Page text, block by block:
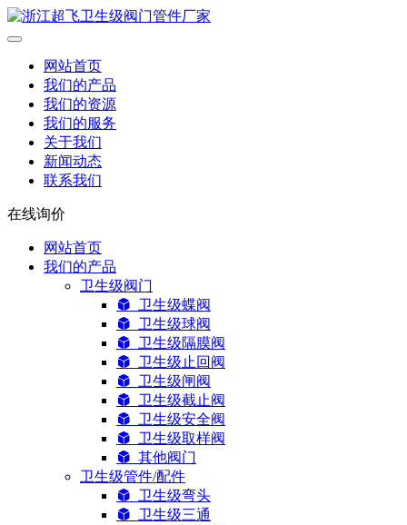
网站首页
我们的产品
我们的资源
我们的服务
关于我们
新闻动态
联系我们
在线询价
网站首页
我们的产品
卫生级阀门
卫生级蝶阀
卫生级球阀
卫生级隔膜阀
卫生级止回阀
卫生级闸阀
卫生级截止阀
卫生级安全阀
卫生级取样阀
其他阀门
卫生级管件/配件
卫生级弯头
卫生级三通